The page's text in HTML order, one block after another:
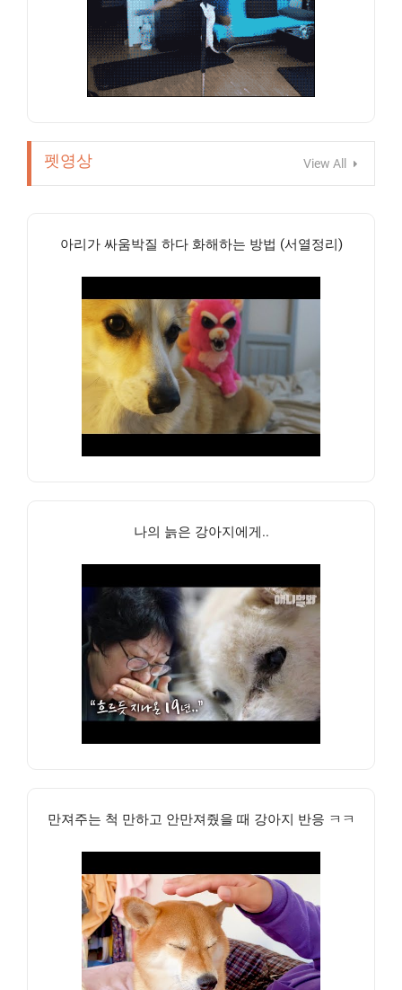
펫영상 View All
아리가 싸움박질 하다 화해하는 방법 (서열정리)
나의 늙은 강아지에게..
만져주는 척 만하고 안만져줬을 때 강아지 반응 ㅋㅋ